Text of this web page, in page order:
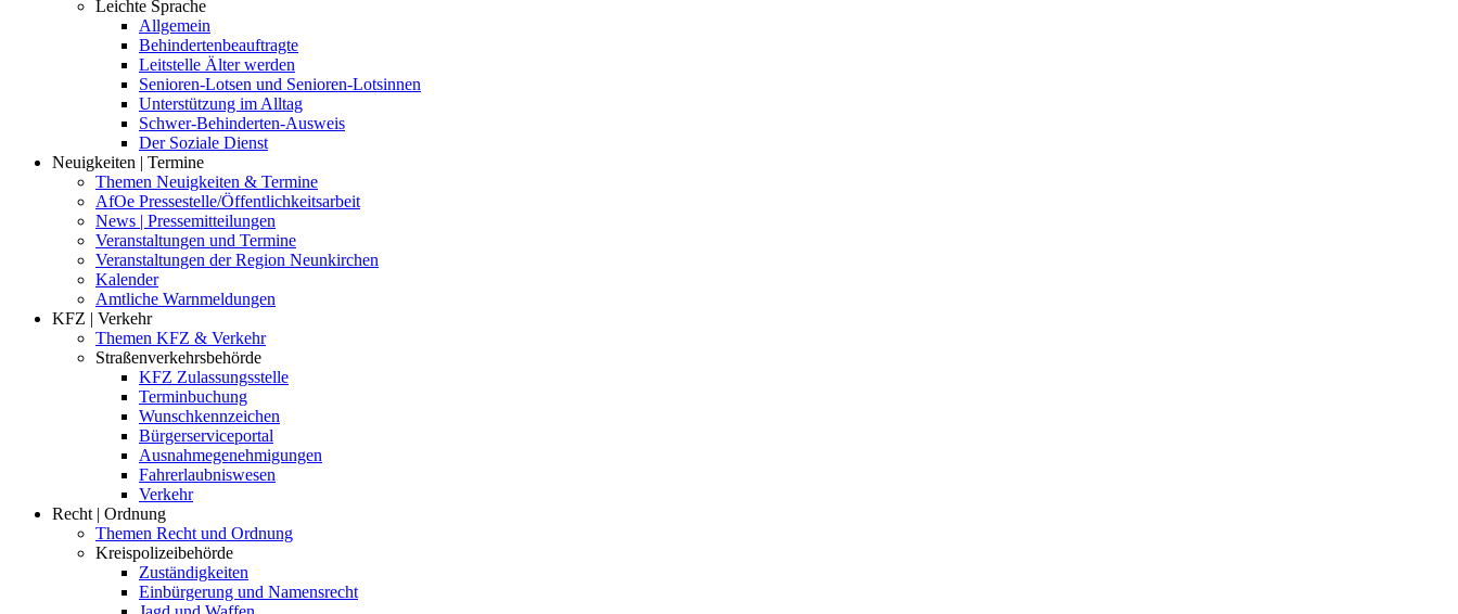
Leichte Sprache
Allgemein
Behindertenbeauftragte
Leitstelle Älter werden
Senioren-Lotsen und Senioren-Lotsinnen
Unterstützung im Alltag
Schwer-Behinderten-Ausweis
Der Soziale Dienst
Neuigkeiten | Termine
Themen Neuigkeiten & Termine
AfOe Pressestelle/Öffentlichkeitsarbeit
News | Pressemitteilungen
Veranstaltungen und Termine
Veranstaltungen der Region Neunkirchen
Kalender
Amtliche Warnmeldungen
KFZ | Verkehr
Themen KFZ & Verkehr
Straßenverkehrsbehörde
KFZ Zulassungsstelle
Terminbuchung
Wunschkennzeichen
Bürgerserviceportal
Ausnahmegenehmigungen
Fahrerlaubniswesen
Verkehr
Recht | Ordnung
Themen Recht und Ordnung
Kreispolizeibehörde
Zuständigkeiten
Einbürgerung und Namensrecht